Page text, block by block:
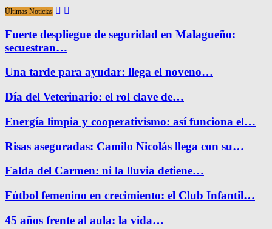
Últimas Noticias
Fuerte despliegue de seguridad en Malagueño:
secuestran…
Una tarde para ayudar: llega el noveno…
Día del Veterinario: el rol clave de…
Energía limpia y cooperativismo: así funciona el…
Risas aseguradas: Camilo Nicolás llega con su…
Falda del Carmen: ni la lluvia detiene…
Fútbol femenino en crecimiento: el Club Infantil…
45 años frente al aula: la vida…